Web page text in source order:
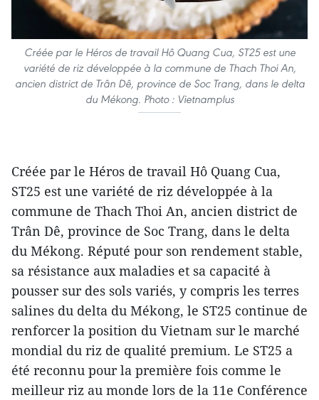
Créée par le Héros de travail Hô Quang Cua, ST25 est une
variété de riz développée à la commune de Thach Thoi An,
ancien district de Trân Dê, province de Soc Trang, dans le delta
du Mékong. Photo : Vietnamplus
Créée par le Héros de travail Hô Quang Cua,
ST25 est une variété de riz développée à la
commune de Thach Thoi An, ancien district de
Trân Dê, province de Soc Trang, dans le delta
du Mékong. Réputé pour son rendement stable,
sa résistance aux maladies et sa capacité à
pousser sur des sols variés, y compris les terres
salines du delta du Mékong, le ST25 continue de
renforcer la position du Vietnam sur le marché
mondial du riz de qualité premium. Le ST25 a
été reconnu pour la première fois comme le
meilleur riz au monde lors de la 11e Conférence